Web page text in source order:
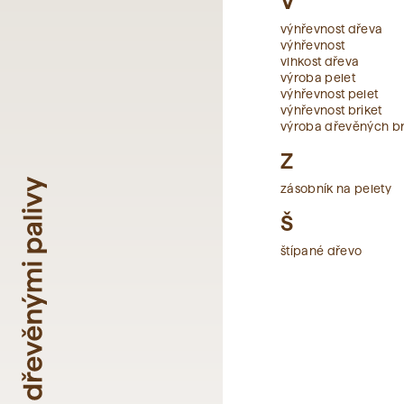
výhřevnost dřeva
výhřevnost
vlhkost dřeva
výroba pelet
výhřevnost pelet
výhřevnost briket
výroba dřevěných
Z
zásobník na pelety
Š
štípané dřevo